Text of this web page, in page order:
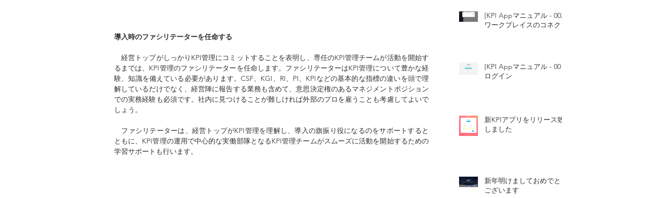
導入時のファシリテーターを任命する
経営トップがしっかりKPI管理にコミットすることを表明し、専任のKPI管理チームが活動を開始す
るまでは、KPI管理のファシリテーターを任命します。ファシリテーターはKPI管理について豊かな経
験、知識を備えている必要があります。CSF、KGI、RI、PI、KPIなどの基本的な指標の違いを頭で理
解しているだけでなく、経営陣に報告する業務も含めて、意思決定権のあるマネジメントポジション
での実務経験も必須です。社内に見つけることが難しければ外部のプロを雇うことも考慮してよいで
しょう。
ファシリテーターは、経営トップがKPI管理を理解し、導入の旗振り役になるのをサポートすると
ともに、KPI管理の運用で中心的な実働部隊となるKPI管理チームがスムーズに活動を開始するための
学習サポートも行います。
[KPI Appマニュアル - 002]
ワークプレイスのコネクト
[KPI Appマニュアル - 001]
ログイン
新KPIアプリをリリース致
しました
新年明けましておめでとう
ございます